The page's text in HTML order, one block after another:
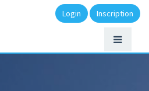
Login Inscription